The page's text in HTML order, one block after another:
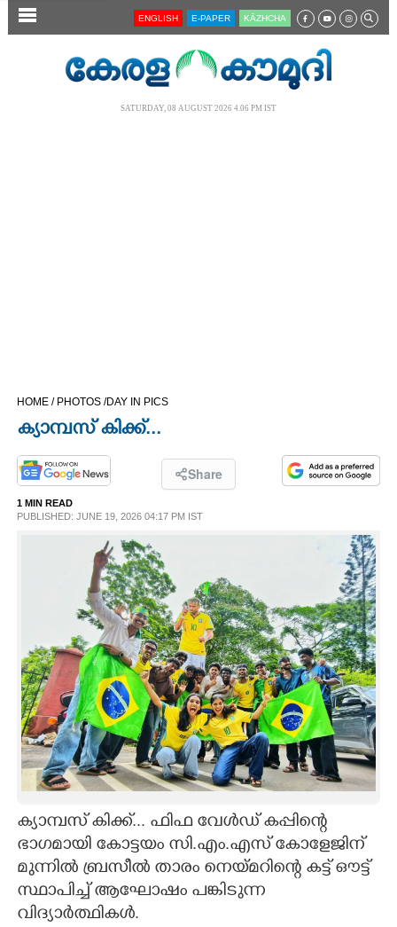
SECTIONS
OPINION
PHOTOS
SPIRITUAL
INFO+
ART
ASTRO
CARTOONS
LITERATURE
ENGLISH E-PAPER KĀZHCHA
SATURDAY, 08 AUGUST 2026 4.06 PM IST
HOME / PHOTOS /DAY IN PICS
ക്യാമ്പസ് കിക്ക്...
Share
1 MIN READ
PUBLISHED: JUNE 19, 2026 04:17 PM IST
ക്യാമ്പസ് കിക്ക്... ഫിഫ വേൾഡ് കപ്പിന്റെ
ഭാഗമായി കോട്ടയം സി.എം.എസ് കോളേജിന്
മുന്നിൽ ബ്രസീൽ താരം നെയ്മറിന്റെ കട്ട് ഔട്ട്
സ്ഥാപിച്ച് ആഘോഷം പങ്കിടുന്ന
വിദ്യാർത്ഥികൾ.